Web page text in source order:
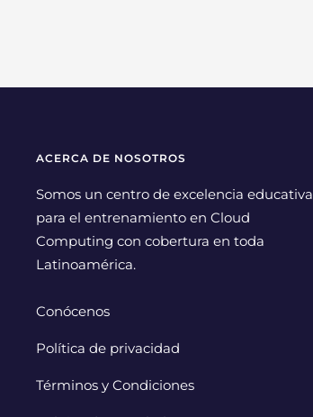
ACERCA DE NOSOTROS
Somos un centro de excelencia educativa
para el entrenamiento en Cloud
Computing con cobertura en toda
Latinoamérica.
Conócenos
Política de privacidad
Términos y Condiciones